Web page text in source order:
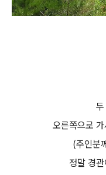
두
오른쪽으로
(주인분
정말 경